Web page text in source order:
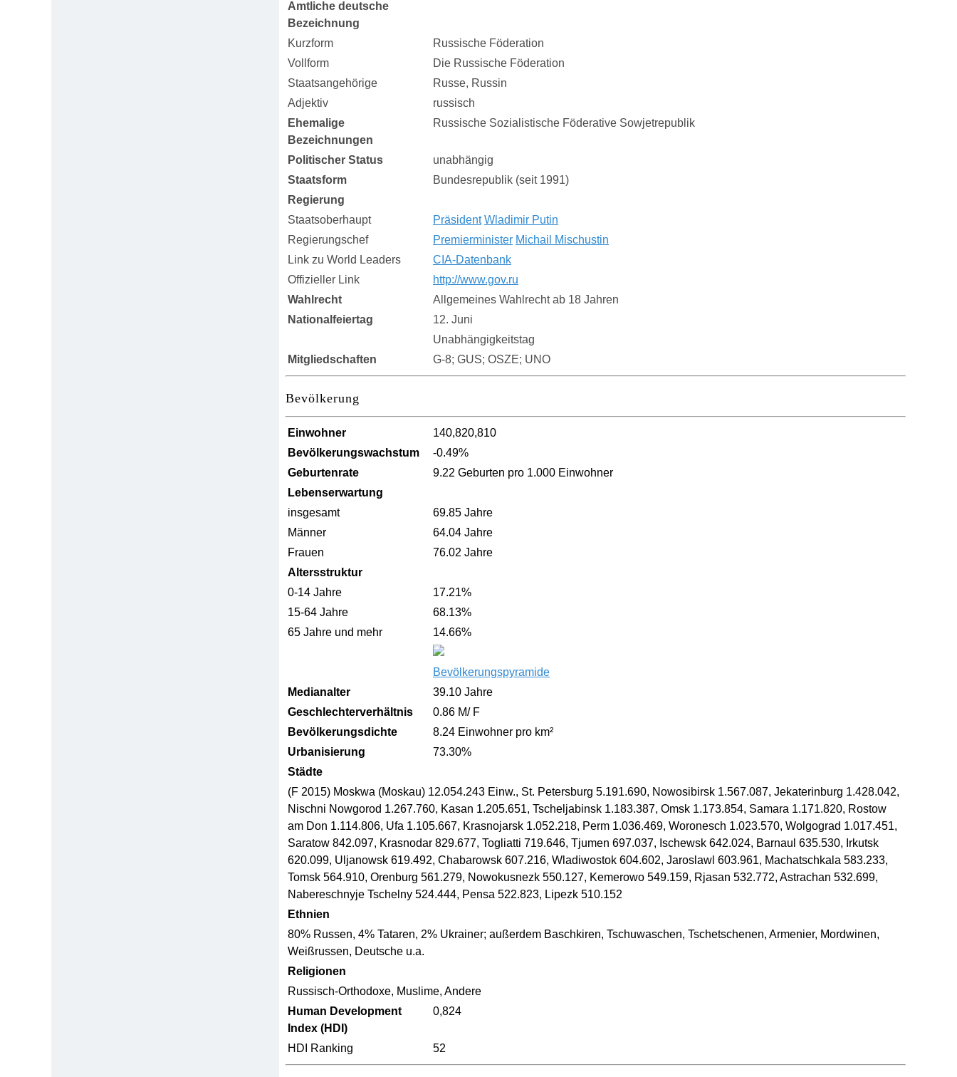
Amtliche deutsche
Bezeichnung
Kurzform
Russische Föderation
Vollform
Die Russische Föderation
Staatsangehörige
Russe, Russin
Adjektiv
russisch
Ehemalige
Bezeichnungen
Russische Sozialistische Föderative Sowjetrepublik
Politischer Status
unabhängig
Staatsform
Bundesrepublik (seit 1991)
Regierung
Staatsoberhaupt
Präsident Wladimir Putin
Regierungschef
Premierminister Michail Mischustin
Link zu World Leaders
CIA-Datenbank
Offizieller Link
http://www.gov.ru
Wahlrecht
Allgemeines Wahlrecht ab 18 Jahren
Nationalfeiertag
12. Juni
Unabhängigkeitstag
Mitgliedschaften
G-8; GUS; OSZE; UNO
Bevölkerung
Einwohner
140,820,810
Bevölkerungswachstum
-0.49%
Geburtenrate
9.22 Geburten pro 1.000 Einwohner
Lebenserwartung
insgesamt
69.85 Jahre
Männer
64.04 Jahre
Frauen
76.02 Jahre
Altersstruktur
0-14 Jahre
17.21%
15-64 Jahre
68.13%
65 Jahre und mehr
14.66%
Bevölkerungspyramide
Medianalter
39.10 Jahre
Geschlechterverhältnis
0.86 M/ F
Bevölkerungsdichte
8.24 Einwohner pro km²
Urbanisierung
73.30%
Städte
(F 2015) Moskwa (Moskau) 12.054.243 Einw., St. Petersburg 5.191.690, Nowosibirsk 1.567.087, Jekaterinburg 1.428.042,
Nischni Nowgorod 1.267.760, Kasan 1.205.651, Tscheljabinsk 1.183.387, Omsk 1.173.854, Samara 1.171.820, Rostow
am Don 1.114.806, Ufa 1.105.667, Krasnojarsk 1.052.218, Perm 1.036.469, Woronesch 1.023.570, Wolgograd 1.017.451,
Saratow 842.097, Krasnodar 829.677, Togliatti 719.646, Tjumen 697.037, Ischewsk 642.024, Barnaul 635.530, Irkutsk
620.099, Uljanowsk 619.492, Chabarowsk 607.216, Wladiwostok 604.602, Jaroslawl 603.961, Machatschkala 583.233,
Tomsk 564.910, Orenburg 561.279, Nowokusnezk 550.127, Kemerowo 549.159, Rjasan 532.772, Astrachan 532.699,
Nabereschnyje Tschelny 524.444, Pensa 522.823, Lipezk 510.152
Ethnien
80% Russen, 4% Tataren, 2% Ukrainer; außerdem Baschkiren, Tschuwaschen, Tschetschenen, Armenier, Mordwinen,
Weißrussen, Deutsche u.a.
Religionen
Russisch-Orthodoxe, Muslime, Andere
Human Development
Index (HDI)
0,824
HDI Ranking 52